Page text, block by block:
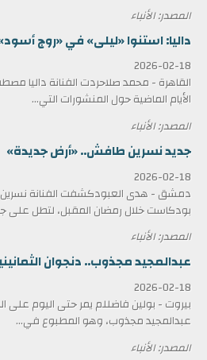
المصدر: الأنباء
داليا: استنوا «ليلى» في «روج
2026-02-18
القاهرة - محمد صلاحردت الفنانة داليا
الأيام الماضية حول المنشورات التي...
المصدر: الأنباء
جديد نسرين طافش.. «أرض جديدة»
2026-02-18
دمشق - هدى العبودكشفت الفنانة
بودكاست خلال رمضان المقبل، لتطل على
المصدر: الأنباء
عبدالمجيد مجذوب.. دنجوان
2026-02-18
بيروت - بولين فاضللم يمر حتى اليوم على
عبدالمجيد مجذوب، وهو المطبوع في...
المصدر: الأنباء